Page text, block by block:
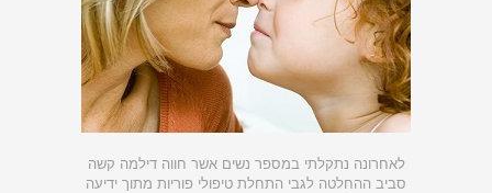
לאחרונה נתקלתי במספר נשים אשר חווה דילמה קשה
סביב ההחלטה לגבי התחלת טיפולי פוריות מתוך ידיעה